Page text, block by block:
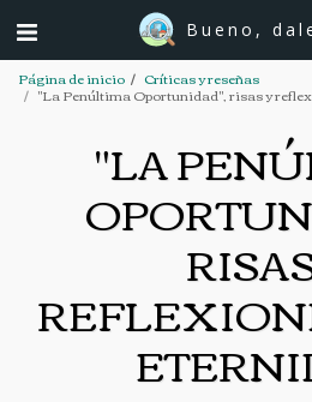
Bueno,
Página de inicio Críticas y reseñas
"La Penúltima Oportunidad", risas y
"LA